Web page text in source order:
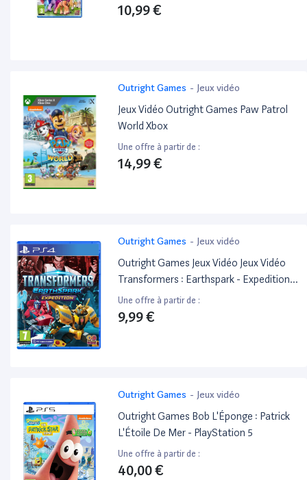
10,99 €
Outright Games - Jeux vidéo
Jeux Vidéo Outright Games Paw Patrol
World Xbox
Une offre à partir de :
14,99 €
Outright Games - Jeux vidéo
Outright Games Jeux Vidéo Jeux Vidéo
Transformers : Earthspark - Expedition
(PS4) PlayStation 4 (PS4)
Une offre à partir de :
9,99 €
Outright Games - Jeux vidéo
Outright Games Bob L'Éponge : Patrick
L'Étoile De Mer - PlayStation 5
Une offre à partir de :
40,00 €